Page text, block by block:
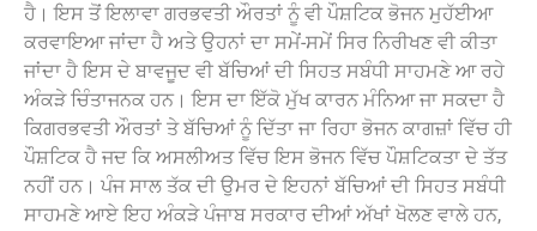
ਹੈ। ਇਸ ਤੋਂ ਇਲਾਵਾ ਗਰਭਵਤੀ ਔਰਤਾਂ ਨੂੰ ਵੀ ਪੌਸ਼ਟਿਕ ਭੋਜਨ ਮੁਹੱਈਆ
ਕਰਵਾਇਆ ਜਾਂਦਾ ਹੈ ਅਤੇ ਉਹਨਾਂ ਦਾ ਸਮੇਂ-ਸਮੇਂ ਸਿਰ ਨਿਰੀਖਣ ਵੀ ਕੀਤਾ
ਜਾਂਦਾ ਹੈ ਇਸ ਦੇ ਬਾਵਜੂਦ ਵੀ ਬੱਚਿਆਂ ਦੀ ਸਿਹਤ ਸਬੰਧੀ ਸਾਹਮਣੇ ਆ ਰਹੇ
ਅੰਕੜੇ ਚਿੰਤਾਜਨਕ ਹਨ। ਇਸ ਦਾ ਇੱਕੋ ਮੁੱਖ ਕਾਰਨ ਮੰਨਿਆ ਜਾ ਸਕਦਾ ਹੈ
ਕਿਗਰਭਵਤੀ ਔਰਤਾਂ ਤੇ ਬੱਚਿਆਂ ਨੂੰ ਦਿੱਤਾ ਜਾ ਰਿਹਾ ਭੋਜਨ ਕਾਗਜ਼ਾਂ ਵਿੱਚ ਹੀ
ਪੌਸ਼ਟਿਕ ਹੈ ਜਦ ਕਿ ਅਸਲੀਅਤ ਵਿੱਚ ਇਸ ਭੋਜਨ ਵਿੱਚ ਪੌਸ਼ਟਿਕਤਾ ਦੇ ਤੱਤ
ਨਹੀਂ ਹਨ। ਪੰਜ ਸਾਲ ਤੱਕ ਦੀ ਉਮਰ ਦੇ ਇਹਨਾਂ ਬੱਚਿਆਂ ਦੀ ਸਿਹਤ ਸਬੰਧੀ
ਸਾਹਮਣੇ ਆਏ ਇਹ ਅੰਕੜੇ ਪੰਜਾਬ ਸਰਕਾਰ ਦੀਆਂ ਅੱਖਾਂ ਖੋਲਣ ਵਾਲੇ ਹਨ,